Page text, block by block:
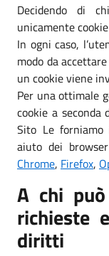
Decidendo di
unicamente
In ogni caso,
modo da
un cookie viene
Per una ottimale
cookie a
Sito Le
aiuto dei
Chrome, Firefox,
A chi
richieste
diritti